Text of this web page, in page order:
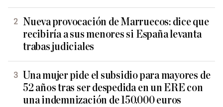
Nueva provocación de Marruecos: dice que
recibiría a sus menores si España levanta
trabas judiciales
Una mujer pide el subsidio para mayores de
52 años tras ser despedida en un ERE con
una indemnización de 150.000 euros